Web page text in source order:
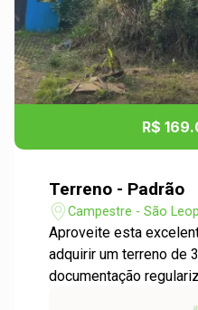
R$
Terreno - Padrão
Campestre - São
Aproveite esta
adquirir um terreno de
documentação